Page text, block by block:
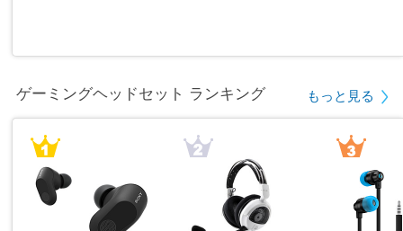
ゲーミングヘッドセット ランキング もっと見る